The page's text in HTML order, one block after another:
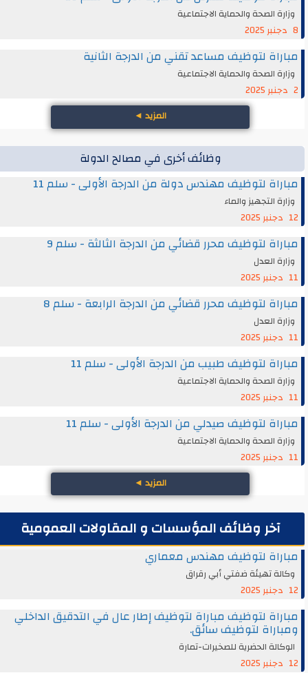
وزارة الصحة والحماية الاجتماعية
مباراة لتوظيف مساعد تقني من الدرجة الثانية
وزارة الصحة والحماية الاجتماعية
المزيد◄
وظائف أخرى في مصالح الدولة
مباراة لتوظيف مهندس دولة من الدرجة الأولى - سلم 11
وزارة التجهيز والماء
12 دجنبر 2025
مباراة لتوظيف محرر قضائي من الدرجة الثالثة - سلم 9
وزارة العدل
11 دجنبر 2025
مباراة لتوظيف محرر قضائي من الدرجة الرابعة - سلم 8
وزارة العدل
11 دجنبر 2025
مباراة لتوظيف طبيب من الدرجة الأولى - سلم 11
وزارة الصحة والحماية الاجتماعية
11 دجنبر 2025
مباراة لتوظيف صيدلي من الدرجة الأولى - سلم 11
وزارة الصحة والحماية الاجتماعية
11 دجنبر 2025
المزيد◄
آخر وظائف المؤسسات و المقاولات العمومية
مباراة لتوظيف مهندس معماري
وكالة تهيئة ضفتي أبي رقراق
12 دجنبر 2025
مباراة لتوظيف مباراة لتوظيف إطار عال في التدقيق الداخلي
ومباراة لتوظيف سائق.
الوكالة الحضرية للصخيرات-تمارة
12 دجنبر 2025